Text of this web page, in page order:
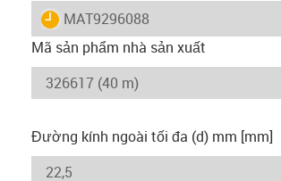
igus-icon-lieferzeit
MAT9296088
Mã sản phẩm nhà sản xuất
Đường kính ngoài tối đa (d) mm [mm]